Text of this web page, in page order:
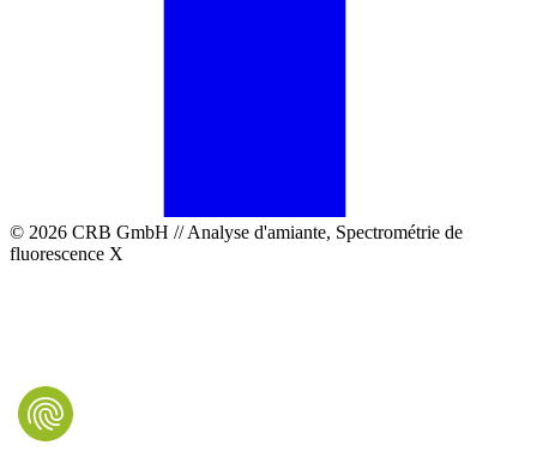
© 2026 CRB GmbH // Analyse d'amiante, Spectrométrie de
fluorescence X